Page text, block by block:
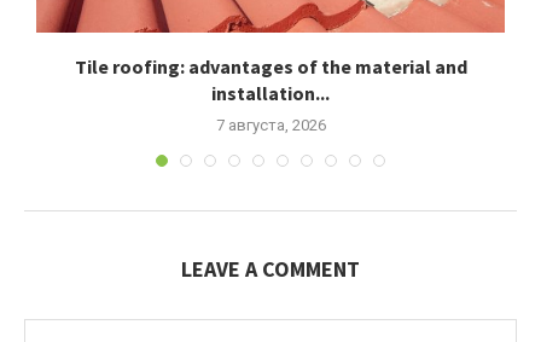
Tile roofing: advantages of the material and
installation...
7 августа, 2026
LEAVE A COMMENT